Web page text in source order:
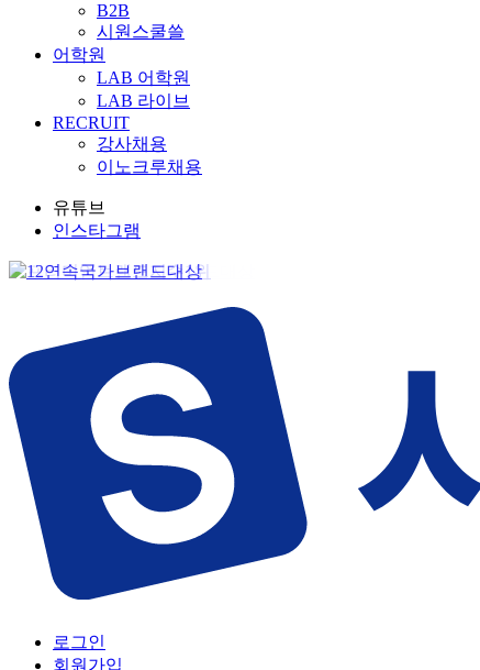
B2B
시원스쿨쓸
어학원
LAB 어학원
LAB 라이브
RECRUIT
강사채용
이노크루채용
유튜브
인스타그램
로그인
회원가입